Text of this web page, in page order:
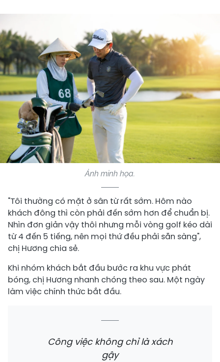
Ảnh minh họa.
"Tôi thường có mặt ở sân từ rất sớm. Hôm nào
khách đông thì còn phải đến sớm hơn để chuẩn bị.
Nhìn đơn giản vậy thôi nhưng mỗi vòng golf kéo dài
từ 4 đến 5 tiếng, nên mọi thứ đều phải sẵn sàng",
chị Hương chia sẻ.
Khi nhóm khách bắt đầu bước ra khu vực phát
bóng, chị Hương nhanh chóng theo sau. Một ngày
làm việc chính thức bắt đầu.
Công việc không chỉ là xách
gậy